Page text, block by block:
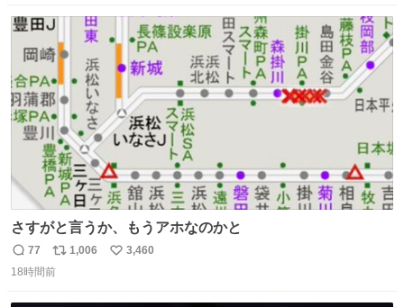
ト
数
さすがと言うか、もうアホなのかと
返
信
77
リ
ポ
1,006
い
3,460
18時間前